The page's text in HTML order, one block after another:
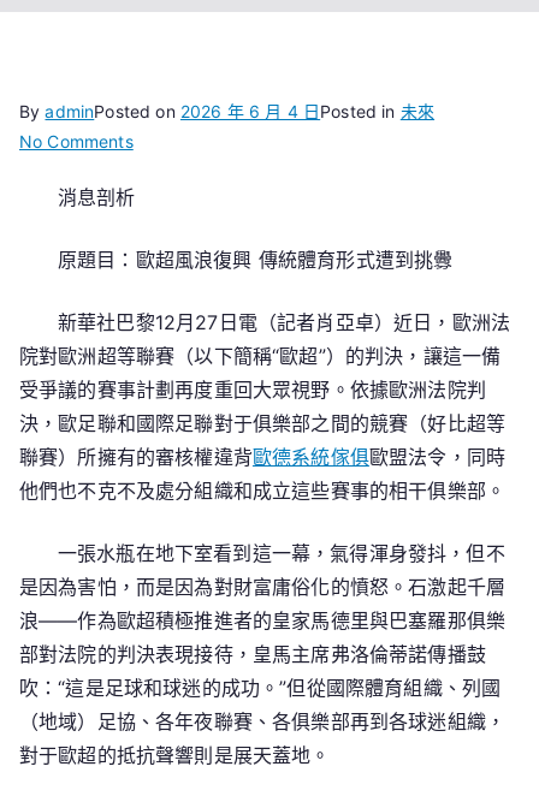
ByadminPosted on 2026 年 6 月 4 日Posted in 未來
No Commentson
息
析
歐
超
風
浪
興
傳
億
嵐
升
降
桌
體
育
形
消息剖析
原題目：歐超風浪復興 傳統體育形式遭到挑釁
新華社巴黎12月27日電（記者肖亞卓）近日，歐洲法
院對歐洲超等聯賽（以下簡稱“歐超”）的判決，讓這一備
受爭議的賽事計劃再度重回大眾視野。依據歐洲法院判
決，歐足聯和國際足聯對于俱樂部之間的競賽（好比超等
聯賽）所擁有的審核權違背歐德系統傢俱歐盟法令，同時
他們也不克不及處分組織和成立這些賽事的相干俱樂部。
一張水瓶在地下室看到這一幕，氣得渾身發抖，但不
是因為害怕，而是因為對財富庸俗化的憤怒。石激起千層
浪——作為歐超積極推進者的皇家馬德里與巴塞羅那俱樂
部對法院的判決表現接待，皇馬主席弗洛倫蒂諾傳播鼓
吹：“這是足球和球迷的成功。”但從國際體育組織、列國
（地域）足協、各年夜聯賽、各俱樂部再到各球迷組織，
對于歐超的抵抗聲響則是展天蓋地。